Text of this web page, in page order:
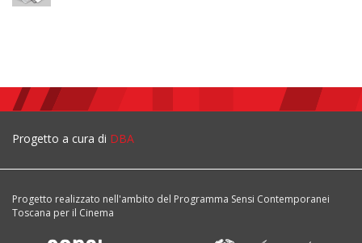
Progetto a cura di DBA
Progetto realizzato nell'ambito del Programma Sensi Contemporanei
Toscana per il Cinema